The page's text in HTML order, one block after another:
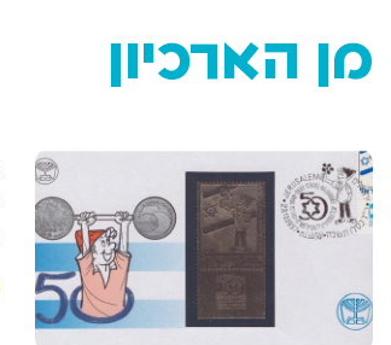
מן הארכיון